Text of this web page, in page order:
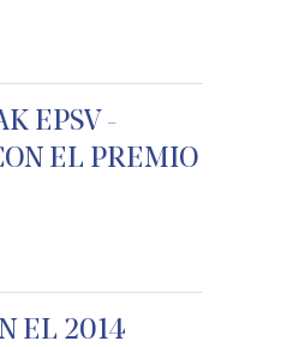
EPSV -
EL PREMIO
EL 2014